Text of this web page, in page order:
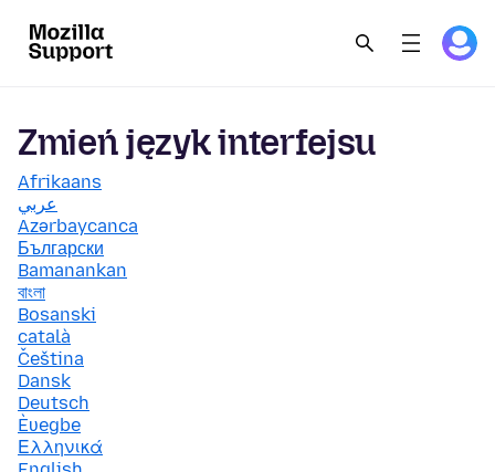
Zmień język interfejsu
Afrikaans
عربي
Azərbaycanca
Български
Bamanankan
বাংলা
Bosanski
català
Čeština
Dansk
Deutsch
Èʋegbe
Ελληνικά